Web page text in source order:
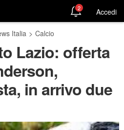
2 Accedi
Italia > Calcio
Lazio: offerta
in arrivo due